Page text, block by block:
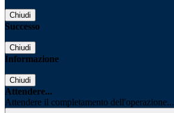
Chiudi
Successo
Chiudi
Informazione
Chiudi
Attendere...
Attendere il completamento dell'operazione...